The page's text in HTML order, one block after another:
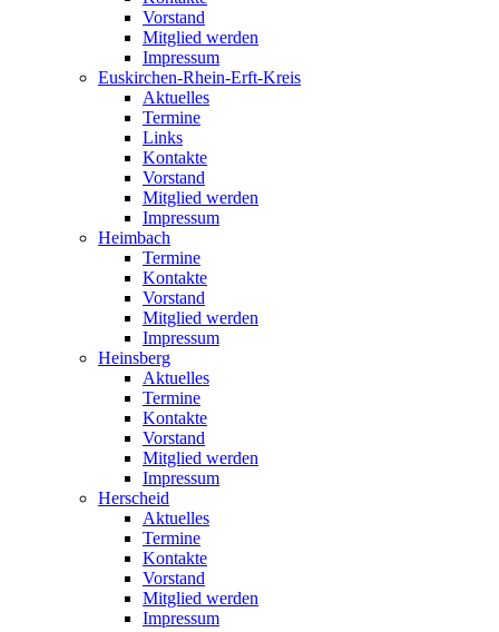
Vorstand
Mitglied werden
Impressum
Euskirchen-Rhein-Erft-Kreis
Aktuelles
Termine
Links
Kontakte
Vorstand
Mitglied werden
Impressum
Heimbach
Termine
Kontakte
Vorstand
Mitglied werden
Impressum
Heinsberg
Aktuelles
Termine
Kontakte
Vorstand
Mitglied werden
Impressum
Herscheid
Aktuelles
Termine
Kontakte
Vorstand
Mitglied werden
Impressum